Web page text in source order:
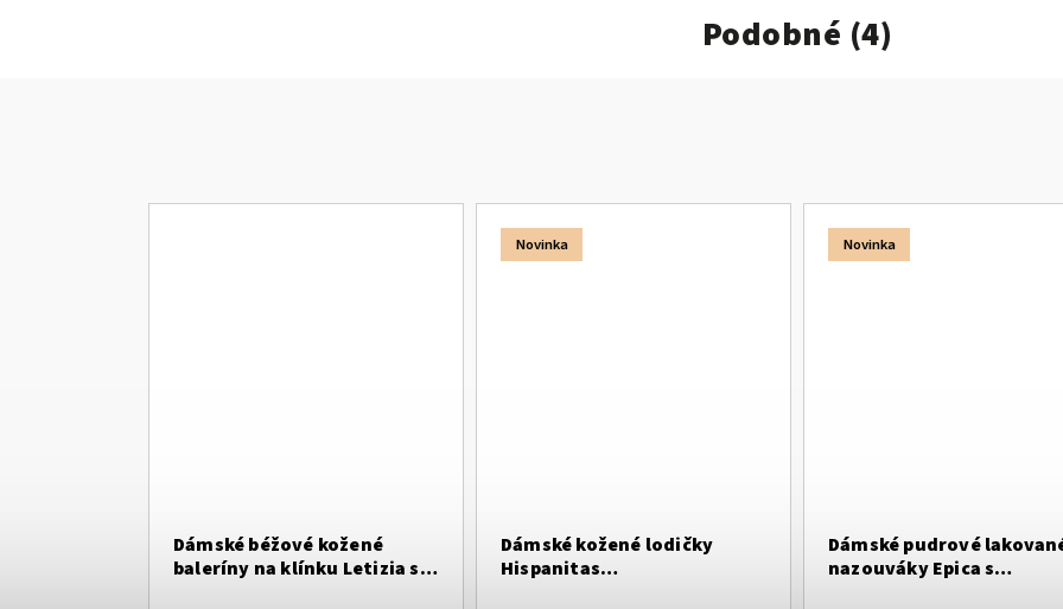
Podobné (4)
Dámské béžové kožené
baleríny na klínku Letizia s
Novinka
Dámské kožené lodičky
Hispanitas
Novinka
Dámské pudrové
nazouváky Epica s